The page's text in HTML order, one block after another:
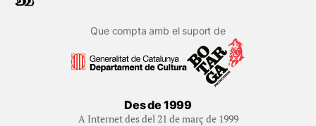
Que compta amb el suport de
Des de 1999
A Internet des del 21 de març de 1999